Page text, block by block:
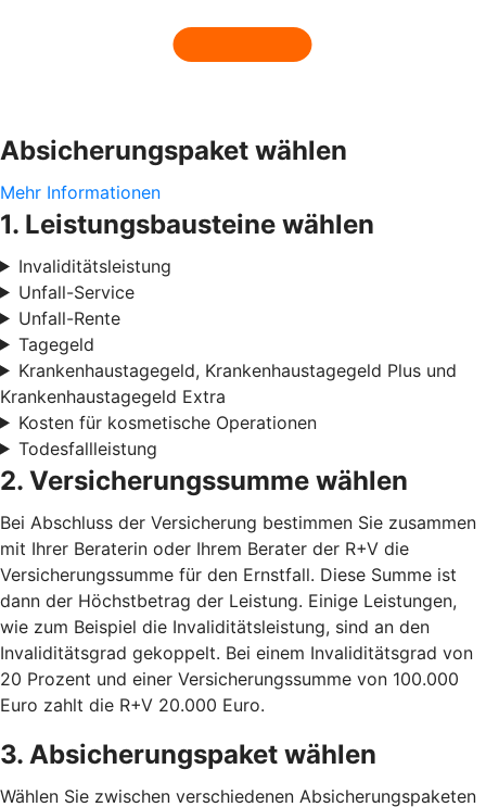
Absicherungspaket wählen
Mehr Informationen
1. Leistungsbausteine wählen
Invaliditätsleistung
Unfall-Service
Unfall-Rente
Tagegeld
Krankenhaustagegeld, Krankenhaustagegeld Plus und
Krankenhaustagegeld Extra
Kosten für kosmetische Operationen
Todesfallleistung
2. Versicherungssumme wählen
Bei Abschluss der Versicherung bestimmen Sie zusammen
mit Ihrer Beraterin oder Ihrem Berater der R+V die
Versicherungssumme für den Ernstfall. Diese Summe ist
dann der Höchstbetrag der Leistung. Einige Leistungen,
wie zum Beispiel die Invaliditätsleistung, sind an den
Invaliditätsgrad gekoppelt. Bei einem Invaliditätsgrad von
20 Prozent und einer Versicherungssumme von 100.000
Euro zahlt die R+V 20.000 Euro.
3. Absicherungspaket wählen
Wählen Sie zwischen verschiedenen Absicherungspaketen